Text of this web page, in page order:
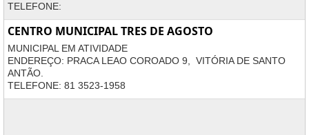
TELEFONE:
CENTRO MUNICIPAL TRES DE AGOSTO
MUNICIPAL EM ATIVIDADE
ENDEREÇO: PRACA LEAO COROADO 9, VITÓRIA DE SANTO
ANTÃO.
TELEFONE: 81 3523-1958